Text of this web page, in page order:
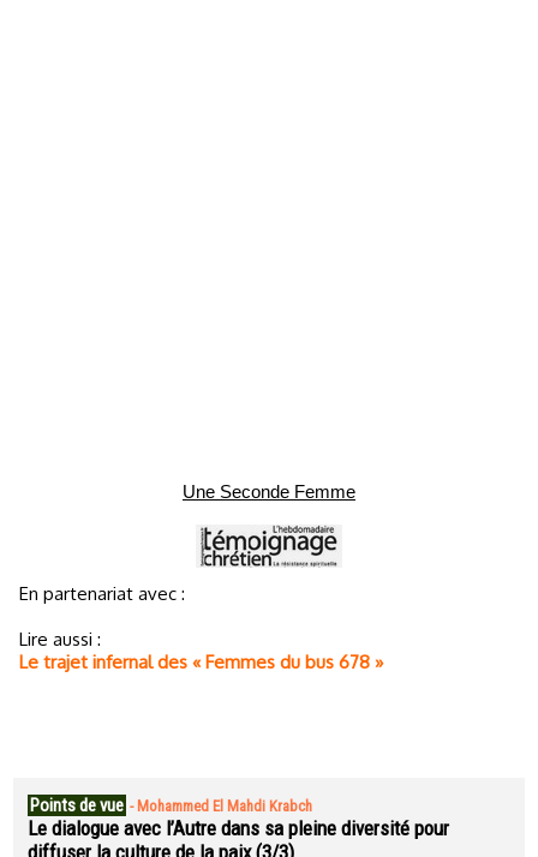
Une Seconde Femme
En partenariat avec :
Lire aussi :
Le trajet infernal des « Femmes du bus 678 »
Points de vue - Mohammed El Mahdi Krabch
Le dialogue avec l’Autre dans sa pleine diversité pour
diffuser la culture de la paix (3/3)